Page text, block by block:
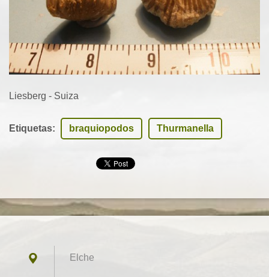
Liesberg - Suiza
Etiquetas: braquiopodos Thurmanella
Elche